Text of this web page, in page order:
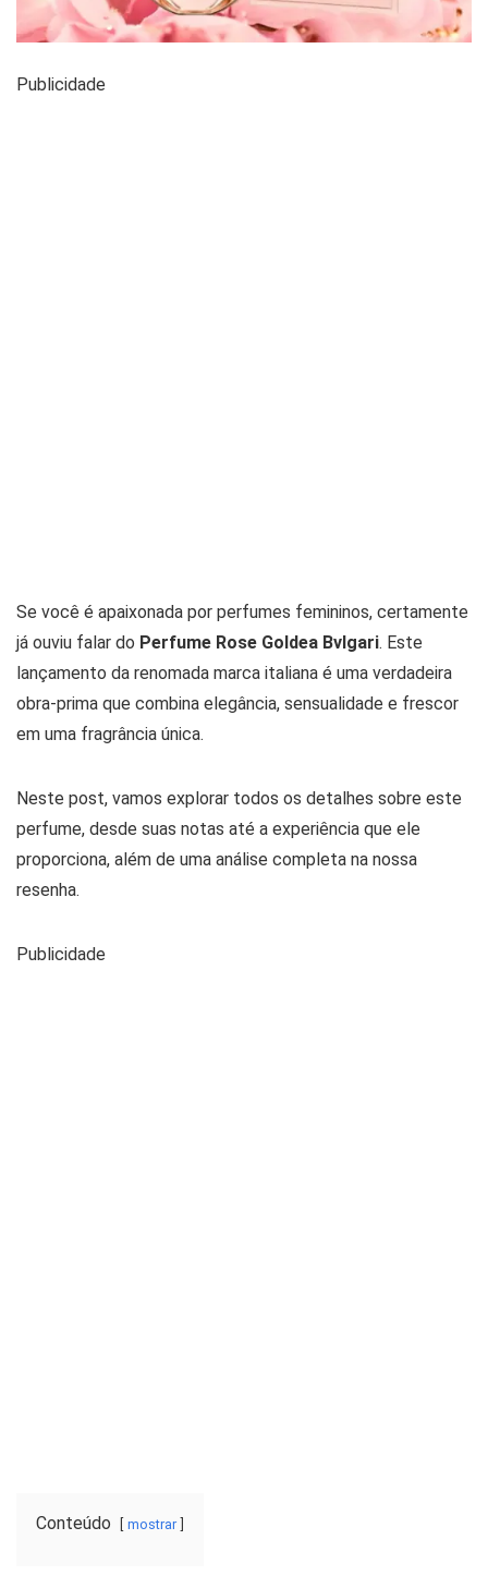
Publicidade
Se você é apaixonada por perfumes femininos, certamente
já ouviu falar do Perfume Rose Goldea Bvlgari. Este
lançamento da renomada marca italiana é uma verdadeira
obra-prima que combina elegância, sensualidade e frescor
em uma fragrância única.
Neste post, vamos explorar todos os detalhes sobre este
perfume, desde suas notas até a experiência que ele
proporciona, além de uma análise completa na nossa
resenha.
Publicidade
Conteúdo mostrar